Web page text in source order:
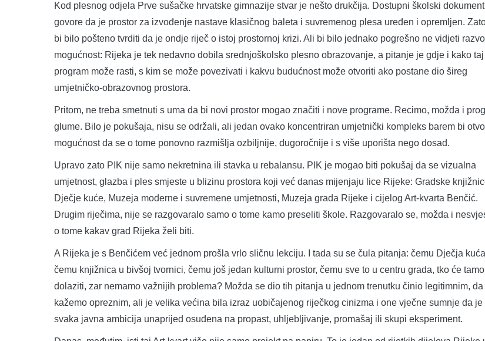
Kod plesnog odjela Prve sušačke hrvatske gimnazije stvar je nešto drukčija. Dostupni školski
govore da je prostor za izvođenje nastave klasičnog baleta i suvremenog plesa uređen i opremljen.
bi bilo pošteno tvrditi da je ondje riječ o istoj prostornoj krizi. Ali bi bilo jednako pogrešno ne vidjeti
mogućnost: Rijeka je tek nedavno dobila srednjoškolsko plesno obrazovanje, a pitanje je gdje i kako taj
program može rasti, s kim se može povezivati i kakvu budućnost može otvoriti ako postane dio šireg
umjetničko-obrazovnog prostora.
Pritom, ne treba smetnuti s uma da bi novi prostor mogao značiti i nove programe. Recimo, možda i
glume. Bilo je pokušaja, nisu se održali, ali jedan ovako koncentriran umjetnički kompleks barem bi
mogućnost da se o tome ponovno razmišlja ozbiljnije, dugoročnije i s više uporišta nego dosad.
Upravo zato PIK nije samo nekretnina ili stavka u rebalansu. PIK je mogao biti pokušaj da se vizualna
umjetnost, glazba i ples smjeste u blizinu prostora koji već danas mijenjaju lice Rijeke: Gradske
Dječje kuće, Muzeja moderne i suvremene umjetnosti, Muzeja grada Rijeke i cijelog Art-kvarta Benčić.
Drugim riječima, nije se razgovaralo samo o tome kamo preseliti škole. Razgovaralo se, možda i
o tome kakav grad Rijeka želi biti.
A Rijeka je s Benčićem već jednom prošla vrlo sličnu lekciju. I tada su se čula pitanja: čemu Dječja
čemu knjižnica u bivšoj tvornici, čemu još jedan kulturni prostor, čemu sve to u centru grada, tko će tamo
dolaziti, zar nemamo važnijih problema? Možda se dio tih pitanja u jednom trenutku činio legitimnim, da
kažemo opreznim, ali je velika većina bila izraz uobičajenog riječkog cinizma i one vječne sumnje da je
svaka javna ambicija unaprijed osuđena na propast, uhljebljivanje, promašaj ili skupi eksperiment.